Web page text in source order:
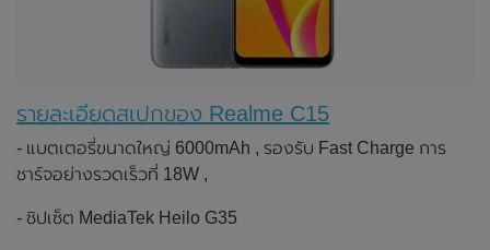
รายละเอียดสเปกของ Realme C15
- แบตเตอรี่ขนาดใหญ่ 6000mAh , รองรับ Fast Charge การ
ชาร์จอย่างรวดเร็วที่ 18W ,
- ชิปเซ็ต MediaTek Heilo G35